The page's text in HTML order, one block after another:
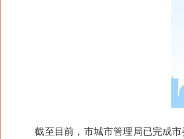
截至目前，市城市管理局已完成市